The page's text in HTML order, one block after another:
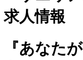
求人情報
『あなた